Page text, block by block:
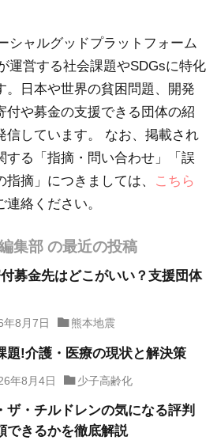
シャルグッドプラットフォーム
運営する社会課題やSDGsに特化
。日本や世界の貧困問題、開発
付や募金の支援できる団体の紹
信しています。 なお、掲載され
する「指摘・問い合わせ」「誤
摘」につきましては、
こちら
絡ください。
集部 の最近の投稿
募金先はどこがいい？支援団体
年8月7日 熊本地震
題!介護・医療の現状と解決策
年8月4日 少子高齢化
ザ・チルドレンの気になる評判
できるかを徹底解説